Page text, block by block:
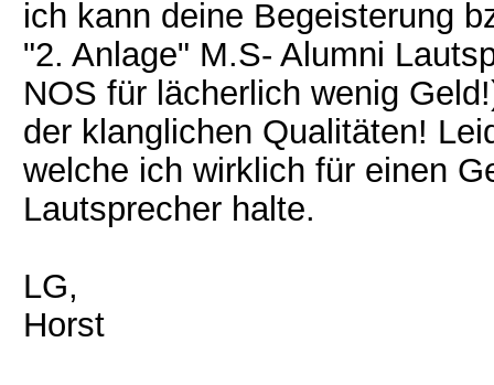
ich kann deine Begeisterung
"2. Anlage" M.S- Alumni
NOS für lächerlich wenig
der klanglichen Qualitäten!
welche ich wirklich für einen
Lautsprecher halte.
LG,
Horst